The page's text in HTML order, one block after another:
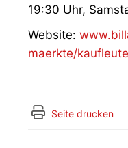
19:30 Uhr,
Website:
maerkte/
Seite drucken